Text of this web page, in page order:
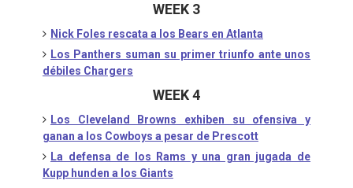
WEEK 3
Nick Foles rescata a los Bears en Atlanta
Los Panthers suman su primer triunfo ante unos
débiles Chargers
WEEK 4
Los Cleveland Browns exhiben su ofensiva y
ganan a los Cowboys a pesar de Prescott
La defensa de los Rams y una gran jugada de
Kupp hunden a los Giants